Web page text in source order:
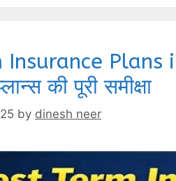
Insurance Plans
की पूरी समीक्षा
by dinesh neer